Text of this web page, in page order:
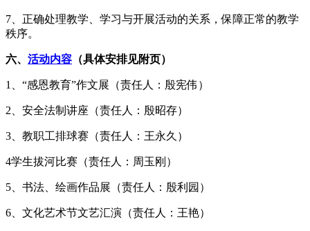
7、正确处理教学、学习与开展活动的关系，保障正常的教学
秩序。
六、 活动内容 （具体安排见附页）
1、“感恩教育”作文展（责任人：殷宪伟）
2、安全法制讲座（责任人：殷昭存）
3、教职工排球赛（责任人：王永久）
4学生拔河比赛（责任人：周玉刚）
5、书法、绘画作品展（责任人：殷利园）
6、文化艺术节文艺汇演（责任人：王艳）